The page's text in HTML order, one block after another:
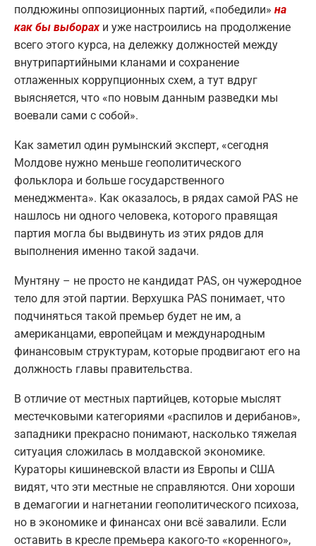
полдюжины оппозиционных партий, «победили» на
как бы выборах и уже настроились на продолжение
всего этого курса, на дележку должностей между
внутрипартийными кланами и сохранение
отлаженных коррупционных схем, а тут вдруг
выясняется, что «по новым данным разведки мы
воевали сами с собой».
Как заметил один румынский эксперт, «сегодня
Молдове нужно меньше геополитического
фольклора и больше государственного
менеджмента». Как оказалось, в рядах самой PAS не
нашлось ни одного человека, которого правящая
партия могла бы выдвинуть из этих рядов для
выполнения именно такой задачи.
Мунтяну – не просто не кандидат PAS, он чужеродное
тело для этой партии. Верхушка PAS понимает, что
подчиняться такой премьер будет не им, а
американцами, европейцам и международным
финансовым структурам, которые продвигают его на
должность главы правительства.
В отличие от местных партийцев, которые мыслят
местечковыми категориями «распилов и дерибанов»,
западники прекрасно понимают, насколько тяжелая
ситуация сложилась в молдавской экономике.
Кураторы кишиневской власти из Европы и США
видят, что эти местные не справляются. Они хороши
в демагогии и нагнетании геополитического психоза,
но в экономике и финансах они всё завалили. Если
оставить в кресле премьера какого-то «коренного»,